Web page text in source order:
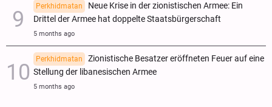
Perkhidmatan
Neue Krise in der zionistischen Armee: Ein
Drittel der Armee hat doppelte Staatsbürgerschaft
5 months ago
Perkhidmatan
Zionistische Besatzer eröffneten Feuer auf eine
Stellung der libanesischen Armee
5 months ago